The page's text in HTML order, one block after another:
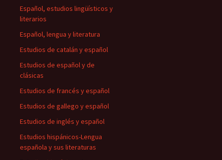
Español, estudios lingüísticos y
literarios
Español, lengua y literatura
Estudios de catalán y español
Estudios de español y de
clásicas
Estudios de francés y español
Estudios de gallego y español
Estudios de inglés y español
Estudios hispánicos-Lengua
española y sus literaturas